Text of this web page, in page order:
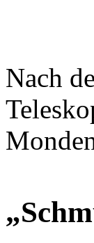
Nach